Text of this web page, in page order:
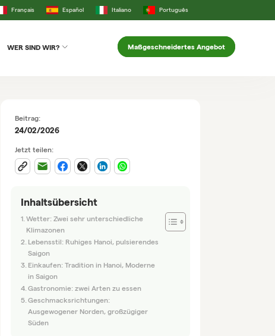
Français Español Italiano Português
WER SIND WIR? Maßgeschneidertes Angebot
Beitrag:
24/02/2026
Jetzt teilen:
Inhaltsübersicht
Wetter: Zwei sehr unterschiedliche
Klimazonen
Lebensstil: Ruhiges Hanoi, pulsierendes
Saigon
Einkaufen: Tradition in Hanoi, Moderne
in Saigon
Gastronomie: zwei Arten zu essen
Geschmacksrichtungen:
Ausgewogener Norden, großzügiger
Süden